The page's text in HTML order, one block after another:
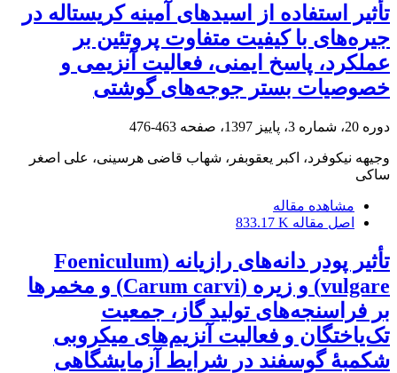
تأثیر استفاده از اسیدهای آمینه کریستاله در
جیره‌های با کیفیت متفاوت پروتئین بر
عملکرد، پاسخ ایمنی، فعالیت آنزیمی و
خصوصیات بستر جوجه‌های گوشتی
دوره 20، شماره 3، پاییز 1397، صفحه 463-476
وجیهه نیکوفرد، اکبر یعقوبفر، شهاب قاضی هرسینی، علی اصغر
ساکی
مشاهده مقاله
اصل مقاله 833.17 K
تأثیر پودر دانه‌های رازیانه (Foeniculum
vulgare) و زیره (Carum carvi) و مخمرها
بر فراسنجه‌های تولید گاز، جمعیت
تک‌یاختگان و فعالیت آنزیم‌های میکروبی
شکمبۀ‌ گوسفند در شرایط آزمایشگاهی